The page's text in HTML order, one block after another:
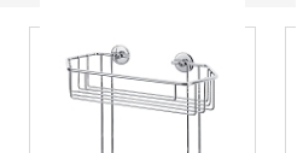
tesa® Estante para
duche em metal,
cromada,